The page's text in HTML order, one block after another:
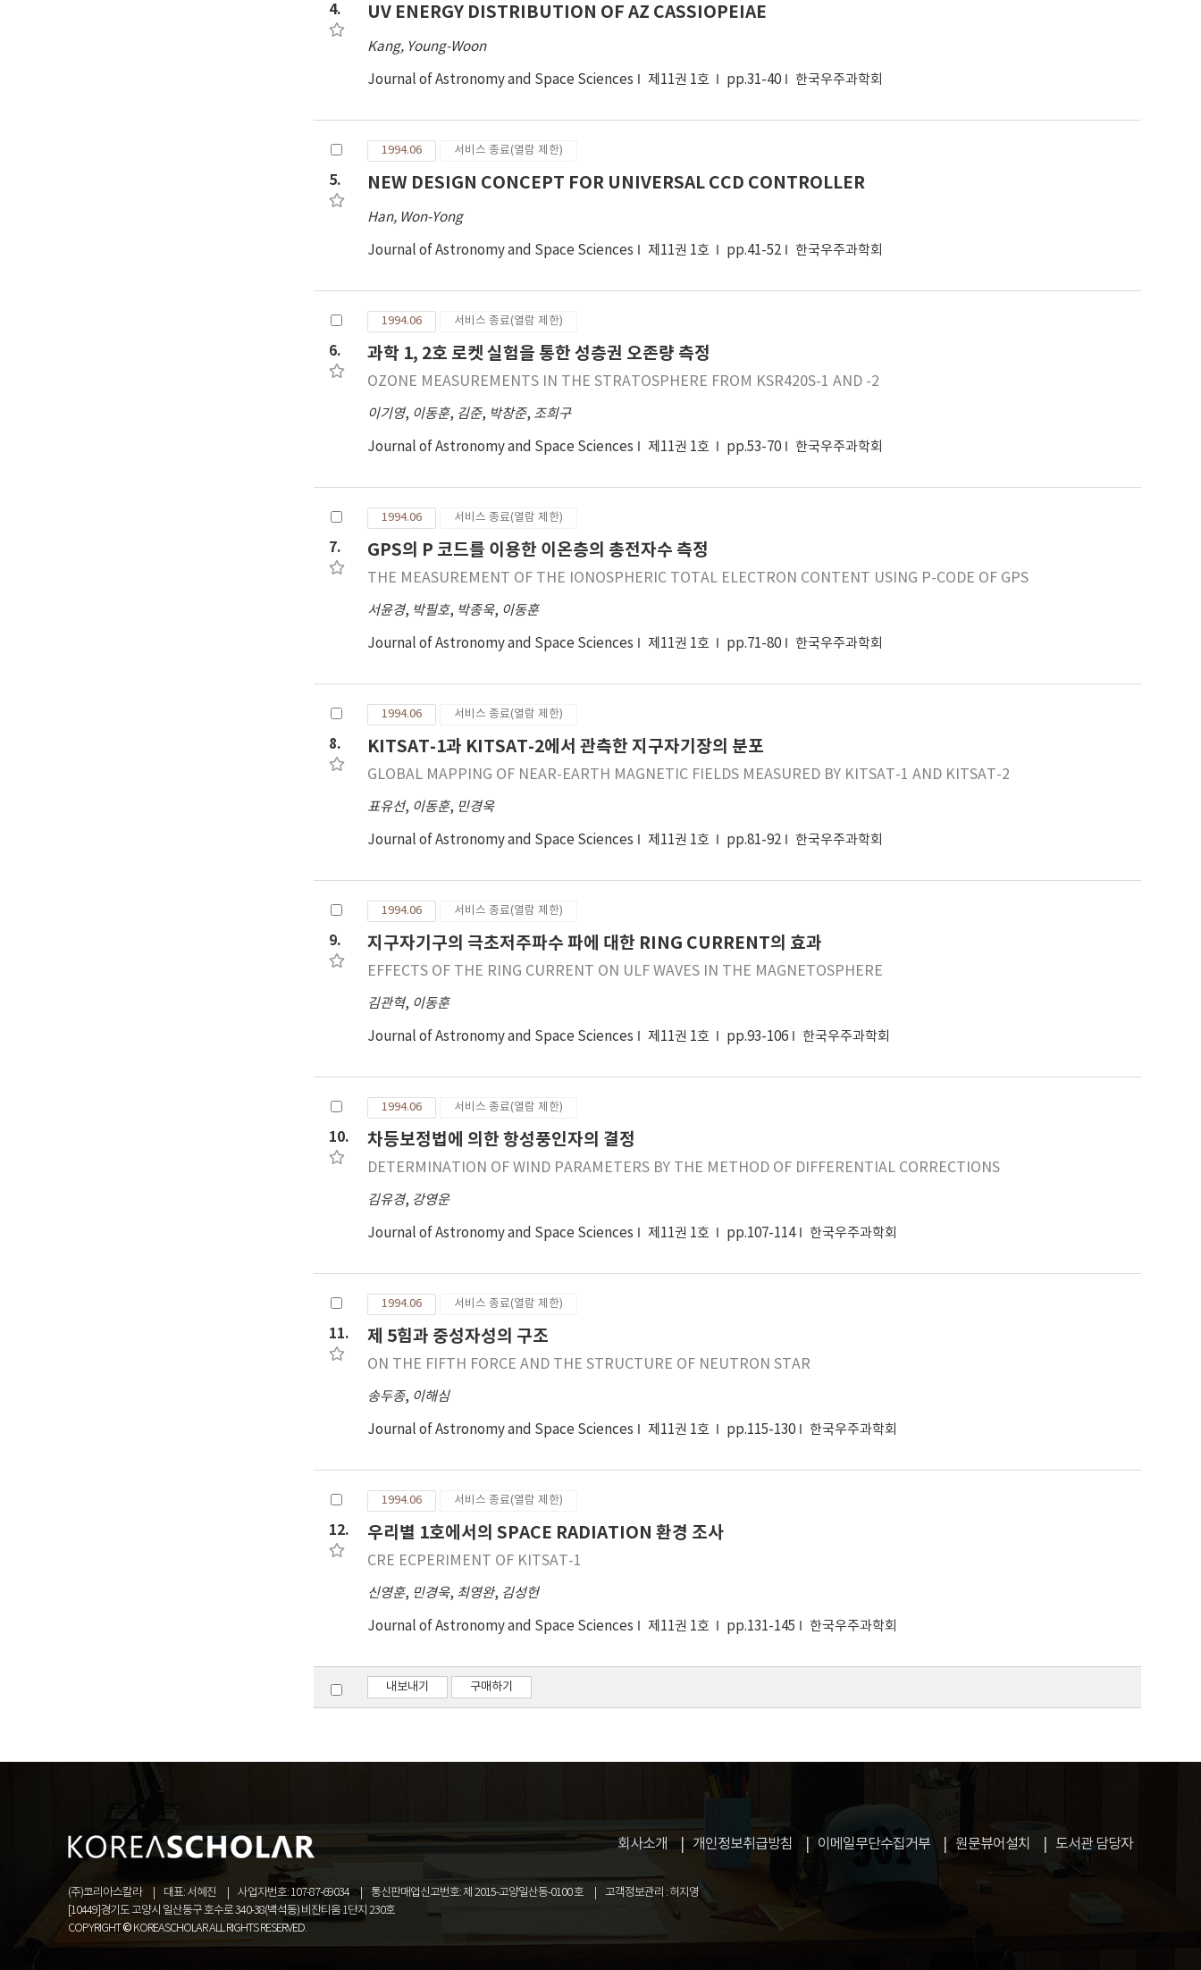
4. UV ENERGY DISTRIBUTION OF AZ CASSIOPEIAE
Kang, Young-Woon
Journal of Astronomy and Space Sciences 제11권 1호 pp.31-40 한국우주과학회
5.
1994.06 서비스 종료(열람 제한)
NEW DESIGN CONCEPT FOR UNIVERSAL CCD CONTROLLER
Han, Won-Yong
Journal of Astronomy and Space Sciences 제11권 1호 pp.41-52 한국우주과학회
6.
1994.06 서비스 종료(열람 제한)
과학 1, 2호 로켓 실험을 통한 성층권 오존량 측정
OZONE MEASUREMENTS IN THE STRATOSPHERE FROM KSR420S-1 AND -2
이기영, 이동훈, 김준, 박창준, 조희구
Journal of Astronomy and Space Sciences 제11권 1호 pp.53-70 한국우주과학회
7.
1994.06 서비스 종료(열람 제한)
GPS의 P 코드를 이용한 이온층의 총전자수 측정
THE MEASUREMENT OF THE IONOSPHERIC TOTAL ELECTRON CONTENT USING P-CODE OF GPS
서윤경, 박필호, 박종욱, 이동훈
Journal of Astronomy and Space Sciences 제11권 1호 pp.71-80 한국우주과학회
8.
1994.06 서비스 종료(열람 제한)
KITSAT-1과 KITSAT-2에서 관측한 지구자기장의 분포
GLOBAL MAPPING OF NEAR-EARTH MAGNETIC FIELDS MEASURED BY KITSAT-1 AND KITSAT-2
표유선, 이동훈, 민경욱
Journal of Astronomy and Space Sciences 제11권 1호 pp.81-92 한국우주과학회
9.
1994.06 서비스 종료(열람 제한)
지구자기구의 극초저주파수 파에 대한 RING CURRENT의 효과
EFFECTS OF THE RING CURRENT ON ULF WAVES IN THE MAGNETOSPHERE
김관혁, 이동훈
Journal of Astronomy and Space Sciences 제11권 1호 pp.93-106 한국우주과학회
10.
1994.06 서비스 종료(열람 제한)
차등보정법에 의한 항성풍인자의 결정
DETERMINATION OF WIND PARAMETERS BY THE METHOD OF DIFFERENTIAL CORRECTIONS
김유경, 강영운
Journal of Astronomy and Space Sciences 제11권 1호 pp.107-114 한국우주과학회
11.
1994.06 서비스 종료(열람 제한)
제 5힘과 중성자성의 구조
ON THE FIFTH FORCE AND THE STRUCTURE OF NEUTRON STAR
송두종, 이해심
Journal of Astronomy and Space Sciences 제11권 1호 pp.115-130 한국우주과학회
12.
1994.06 서비스 종료(열람 제한)
우리별 1호에서의 SPACE RADIATION 환경 조사
CRE ECPERIMENT OF KITSAT-1
신영훈, 민경욱, 최영완, 김성헌
Journal of Astronomy and Space Sciences 제11권 1호 pp.131-145 한국우주과학회
내보내기 구매하기
회사소개 개인정보취급방침 이메일무단수집거부 원문뷰어설치 도서관 담당자
(주)코리아스칼라 대표: 서혜진 사업자번호: 107-87-69034 통신판매업신고번호: 제 2015-고양일산동-0100 호
고객정보관리 : 허지영
[10449]경기도 고양시 일산동구 호수로 340-38(백석동) 비잔티움 1단지 230호
COPYRIGHT © KOREASCHOLAR ALL RIGHTS RESERVED.